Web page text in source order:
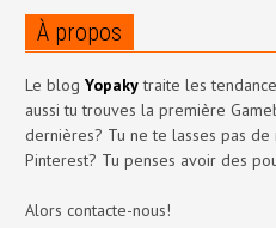
À propos
Le blog Yopakytraite les
aussi tu trouves la première
dernières? Tu ne te lasses pas
Pinterest? Tu penses avoir des
Alors contacte-nous!